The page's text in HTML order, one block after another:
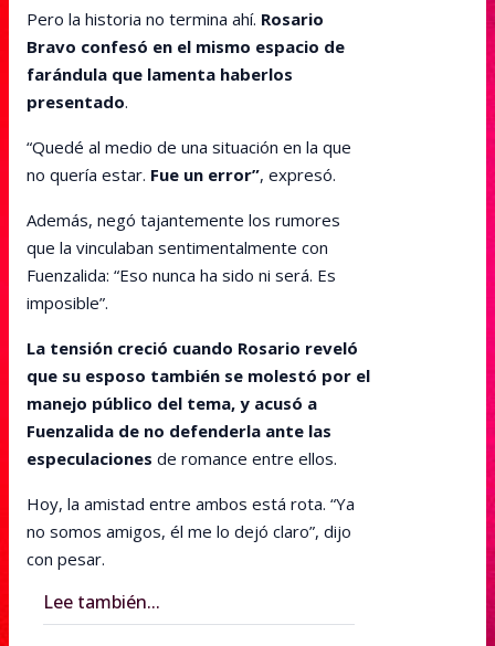
Pero la historia no termina ahí. Rosario
Bravo confesó en el mismo espacio de
farándula que lamenta haberlos
presentado.
“Quedé al medio de una situación en la que
no quería estar. Fue un error”, expresó.
Además, negó tajantemente los rumores
que la vinculaban sentimentalmente con
Fuenzalida: “Eso nunca ha sido ni será. Es
imposible”.
La tensión creció cuando Rosario reveló
que su esposo también se molestó por el
manejo público del tema, y acusó a
Fuenzalida de no defenderla ante las
especulaciones de romance entre ellos.
Hoy, la amistad entre ambos está rota. “Ya
no somos amigos, él me lo dejó claro”, dijo
con pesar.
Lee también...